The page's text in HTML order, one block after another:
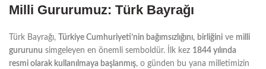
Milli Gururumuz: Türk Bayrağı
Türk Bayrağı, Türkiye Cumhuriyeti’nin bağımsızlığını, birliğini ve milli
gururunu simgeleyen en önemli semboldür. İlk kez 1844 yılında
resmi olarak kullanılmaya başlanmış, o günden bu yana milletimizin